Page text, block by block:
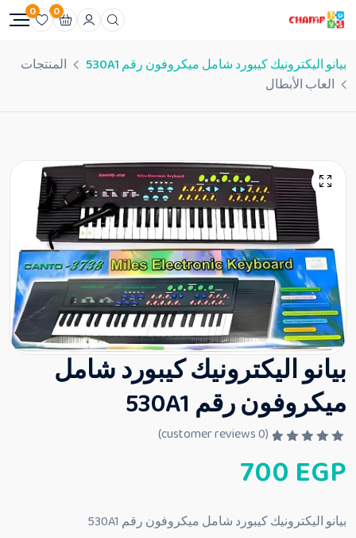
0
0
بيانو اليكترونيك كيبورد شامل ميكروفون رقم 530A1
المنتجات
العاب الأبطال
بيانو اليكترونيك كيبورد شامل
ميكروفون رقم 530A1
م
ا
ي
(
0
700 EGP
بيانو اليكترونيك كيبورد شامل ميكروفون رقم 530A1